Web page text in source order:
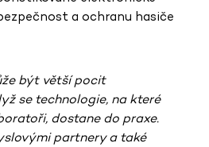
a ochranu hasiče
být větší pocit
se technologie, na které
dostane do praxe.
partnery a také